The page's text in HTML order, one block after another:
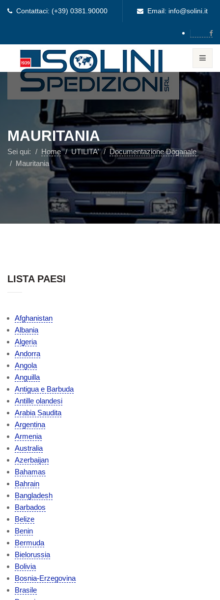
Contattaci: (+39) 0381.90000 Email: info@solini.it
MAURITANIA
Sei qui: Home UTILITA'
Documentazione Doganale
Mauritania
LISTA PAESI
Afghanistan
Albania
Algeria
Andorra
Angola
Anguilla
Antigua e Barbuda
Antille olandesi
Arabia Saudita
Argentina
Armenia
Australia
Azerbaijan
Bahamas
Bahrain
Bangladesh
Barbados
Belize
Benin
Bermuda
Bielorussia
Bolivia
Bosnia-Erzegovina
Brasile